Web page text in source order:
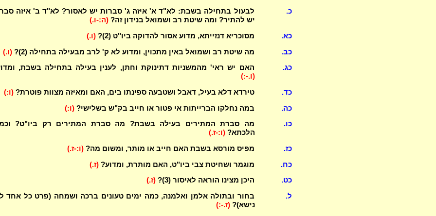
כ.
לבעול בתחילה בשבת: לא"ד א' איזה ג' סברות יש לאסור? לא"ד ב' איזה
יש להתיר? ומה שיטת רב ושמואל בנידון זה? (ה:-ו.)
כא. מסוכריא דנזייתא, מדוע אסור להדוקה ביו"ט (2)? (ו.)
כב. מה שיטת רב ושמואל באין מתכוין, ומדוע לא ק' לרב מבעילה בתחילה (2)? (ו.)
כג.
האם יש ראי' מהמשניות דתינוקת וחתן, לענין בעילה בתחילה בשבת,
(ו.-:)
כד. טירדא דלא בעיל, דאבל ושטבעה ספינתו בים, האם ומאיזה מצוות פוטרת?(ו:)
כה. במה נחלקו הברייתות אי פטור או חייב בק"ש בשלישי?(ו:)
כו.
מה סברת המתירים בעילה בשבת? מה סברת המתירים רק ביו"ט?
הלכתא? (ו:-ז.)
כז. מפיס מורסא בשבת האם חייב או מותר, ומשום מה?(ו:-ז.)
כח. מוגמר ושחיטת צבי ביו"ט, האם מותרת, ומדוע?(ז.)
כט. היכן מצינו הוראה לאיסור (3)? (ז.)
ל.
בחור ובתולה אלמן ואלמנה, כמה ימים טעונים ברכה ושמחה (פרט כל אחד
נישא)? (ז.-:)